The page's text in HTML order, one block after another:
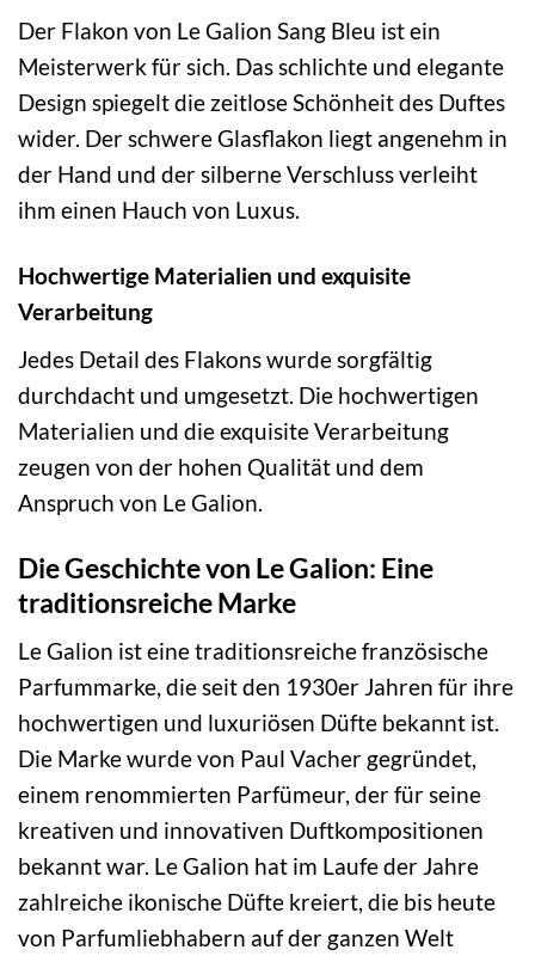
Der Flakon von Le Galion Sang Bleu ist ein
Meisterwerk für sich. Das schlichte und elegante
Design spiegelt die zeitlose Schönheit des Duftes
wider. Der schwere Glasflakon liegt angenehm in
der Hand und der silberne Verschluss verleiht
ihm einen Hauch von Luxus.
Hochwertige Materialien und exquisite
Verarbeitung
Jedes Detail des Flakons wurde sorgfältig
durchdacht und umgesetzt. Die hochwertigen
Materialien und die exquisite Verarbeitung
zeugen von der hohen Qualität und dem
Anspruch von Le Galion.
Die Geschichte von Le Galion: Eine
traditionsreiche Marke
Le Galion ist eine traditionsreiche französische
Parfummarke, die seit den 1930er Jahren für ihre
hochwertigen und luxuriösen Düfte bekannt ist.
Die Marke wurde von Paul Vacher gegründet,
einem renommierten Parfümeur, der für seine
kreativen und innovativen Duftkompositionen
bekannt war. Le Galion hat im Laufe der Jahre
zahlreiche ikonische Düfte kreiert, die bis heute
von Parfumliebhabern auf der ganzen Welt